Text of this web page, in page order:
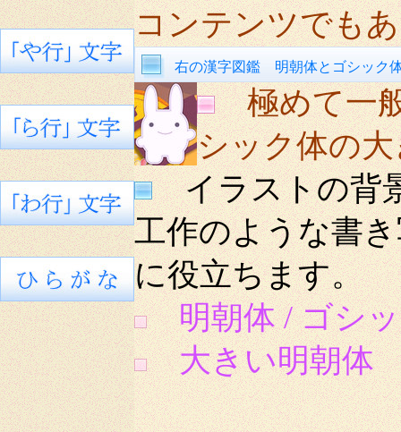
コンテンツでも
右の漢字図鑑 明朝体とゴシック
極めて一
シック体の
イラストの背
工作のような書
に役立ちます。
明朝体 / ゴシ
大きい明朝体